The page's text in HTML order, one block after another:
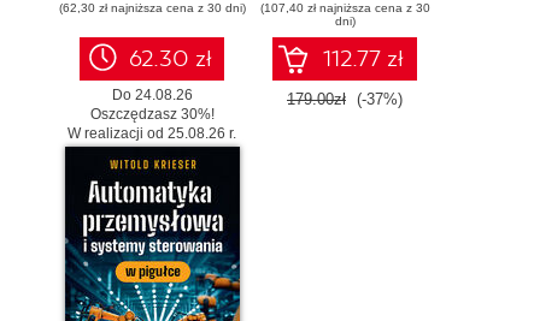
(62,30 zł najniższa cena z 30 dni)
62.30 zł
Do 24.08.26
Oszczędzasz 30%!
W realizacji od 25.08.26 r.
Wydanie III
(107,40 zł najniższa cena z 30
dni)
112.77 zł
179.00zł (-37%)